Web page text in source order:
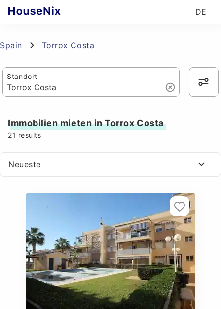
DE
Spain Torrox Costa
Standort
Immobilien mieten in Torrox Costa
21 results
Neueste